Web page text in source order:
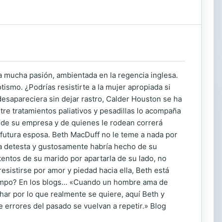
pasión, ambientada en la regencia inglesa.
¿Podrías resistirte a la mujer apropiada si
sin dejar rastro, Calder Houston se ha
tratamientos paliativos y pesadillas lo acompaña
su empresa y de quienes le rodean correrá
esposa. Beth MacDuff no le teme a nada por
y gustosamente habría hecho de su
de su marido por apartarla de su lado, no
por amor y piedad hacia ella, Beth está
En los blogs... «Cuando un hombre ama de
por lo que realmente se quiere, aquí Beth y
del pasado se vuelvan a repetir.» Blog